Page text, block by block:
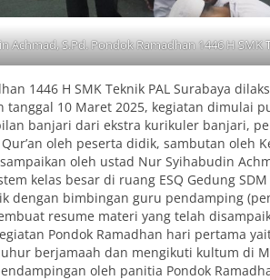
Achmad, S.Pd. Pondok Ramadhan 1446 H SMK
1446 H SMK Teknik PAL Surabaya
tanggal 10 Maret 2025, kegiatan dimulai
banjari dari ekstra kurikuler banjari,
oleh peserta didik, sambutan oleh
oleh ustad Nur Syihabudin
kelas besar di ruang ESQ Gedung SDM
dengan bimbingan guru pendamping
resume materi yang telah
Pondok Ramadhan hari pertama
berjamaah dan mengikuti kultum di
oleh panitia Pondok